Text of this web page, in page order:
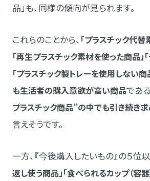
品」も、同様の傾向が見られます。
これらのことから、 「プラスチック代替
「再生プラスチック素材を使った商品」
「プラスチック製トレーを使用しない
も生活者の購入意欲が高い商品であ
プラスチック商品”の中でも引き続き
言えそうです。
一方、『今後購入したいもの』の５位
返し使う商品」「食べられるカップ（容